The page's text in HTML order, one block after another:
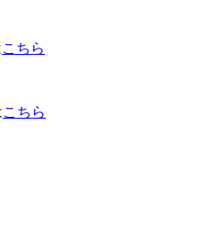
こちら
こちら